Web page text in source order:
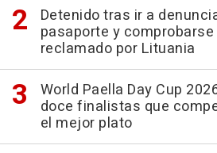
Detenido tras ir a
pasaporte y
reclamado por Lituania
World Paella Day Cup
doce finalistas que
el mejor plato